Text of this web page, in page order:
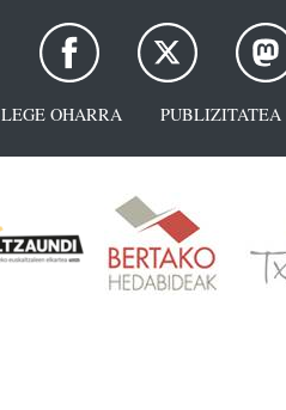
LEGE OHARRA PUBLIZITATEA